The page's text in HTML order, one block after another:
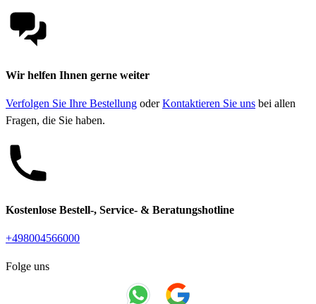
Wir helfen Ihnen gerne weiter
Verfolgen Sie Ihre Bestellung oderKontaktieren Sie uns bei allen
Fragen, die Sie haben.
Kostenlose Bestell-, Service- & Beratungshotline
+498004566000
Folge uns